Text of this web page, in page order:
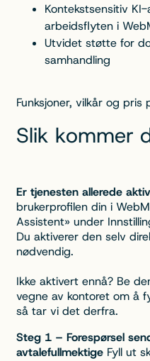
Kontekstsensitiv
arbeidsflyten i
Utvidet støtte for
samhandling
Funksjoner, vilkår og pris
Slik kommer
Er tjenesten allerede
brukerprofilen din i
Assistent» under
Du aktiverer den selv
nødvendig.
Ikke aktivert ennå? Be
vegne av kontoret om å
så tar vi det derfra.
Steg 1 – Forespørsel
avtalefullmektige Fyll ut